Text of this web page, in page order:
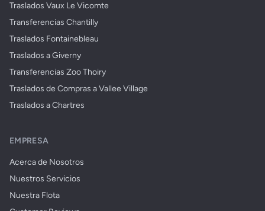
Traslados Vaux Le Vicomte
Transferencias Chantilly
Traslados Fontainebleau
Traslados a Giverny
Transferencias Zoo Thoiry
Traslados de Compras a Vallee Village
Traslados a Chartres
EMPRESA
Acerca de Nosotros
Nuestros Servicios
Nuestra Flota